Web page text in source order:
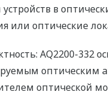
в
или оптические
AQ2200-332
оптическим
оптической